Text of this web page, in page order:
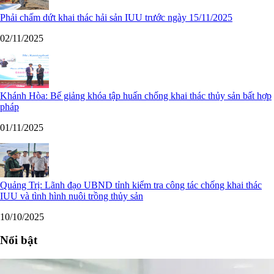
Phải chấm dứt khai thác hải sản IUU trước ngày 15/11/2025
02/11/2025
Khánh Hòa: Bế giảng khóa tập huấn chống khai thác thủy sản bất hợp
pháp
01/11/2025
Quảng Trị: Lãnh đạo UBND tỉnh kiểm tra công tác chống khai thác
IUU và tình hình nuôi trồng thủy sản
10/10/2025
Nổi bật